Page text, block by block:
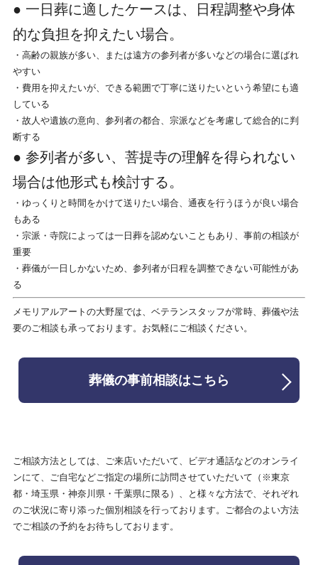
● 一日葬に適したケースは、日程調整や身体
的な負担を抑えたい場合。
・高齢の親族が多い、または遠方の参列者が多いなどの場合に選ばれ
やすい
・費用を抑えたいが、できる範囲で丁寧に送りたいという希望にも適
している
・故人や遺族の意向、参列者の都合、宗派などを考慮して総合的に判
断する
● 参列者が多い、菩提寺の理解を得られない
場合は他形式も検討する。
・ゆっくりと時間をかけて送りたい場合、通夜を行うほうが良い場合
もある
・宗派・寺院によっては一日葬を認めないこともあり、事前の相談が
重要
・葬儀が一日しかないため、参列者が日程を調整できない可能性があ
る
メモリアルアートの大野屋では、ベテランスタッフが常時、葬儀や法
要のご相談も承っております。お気軽にご相談ください。
葬儀の事前相談はこちら
ご相談方法としては、ご来店いただいて、ビデオ通話などのオンライ
ンにて、ご自宅などご指定の場所に訪問させていただいて（※東京
都・埼玉県・神奈川県・千葉県に限る）、と様々な方法で、それぞれ
のご状況に寄り添った個別相談を行っております。ご都合のよい方法
でご相談の予約をお待ちしております。